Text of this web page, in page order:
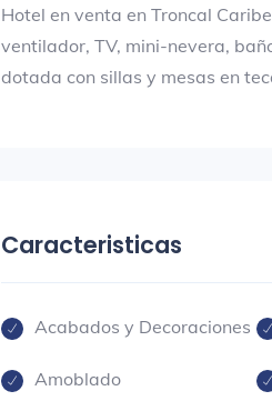
Hotel en venta en Troncal
ventilador, TV, mini-nevera,
dotada con sillas y mesas en
Caracteristicas
Acabados y Decoraciones
Amoblado